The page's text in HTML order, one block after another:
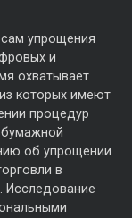
упрощения
и
охватывает
которых имеют
процедур
об упрощении
в
Исследование